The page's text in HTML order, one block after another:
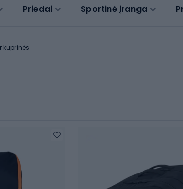
Priedai Sportinė įranga
kuprinės